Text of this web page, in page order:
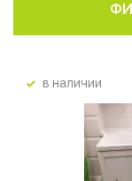
в наличии